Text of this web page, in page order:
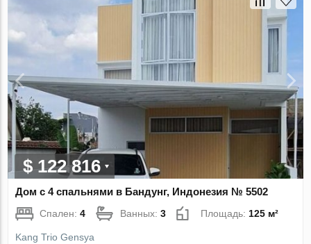
$ 122 816
Дом с 4 спальнями в Бандунг, Индонезия № 5502
Спален:4 Ванных:3 Площадь: 125 м²
Kang Trio Gensya